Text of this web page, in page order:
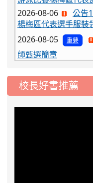
楊梅區代表選手服裝
2026-08-05
重要
師甄選簡章
2026-08-03
2026-07-31
公告
校長好書推薦